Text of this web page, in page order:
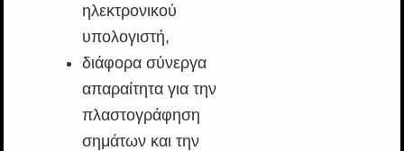
ηλεκτρονικού
υπολογιστή,
διάφορα σύνεργα
απαραίτητα για την
πλαστογράφηση
σημάτων και την